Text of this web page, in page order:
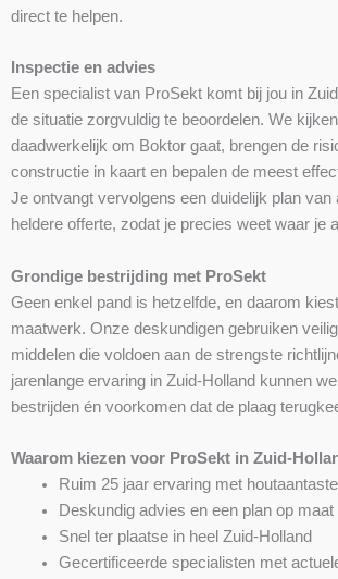
direct te helpen.
Inspectie en advies
Een specialist van ProSekt komt bij jou in
de situatie zorgvuldig te beoordelen. We
daadwerkelijk om Boktor gaat, brengen de
constructie in kaart en bepalen de meest
Je ontvangt vervolgens een duidelijk plan van
heldere offerte, zodat je precies weet waar je
Grondige bestrijding met ProSekt
Geen enkel pand is hetzelfde, en daarom
maatwerk. Onze deskundigen gebruiken
middelen die voldoen aan de strengste
jarenlange ervaring in Zuid-Holland kunnen
bestrijden én voorkomen dat de plaag
Waarom kiezen voor ProSekt in Zuid-
Ruim 25 jaar ervaring met
Deskundig advies en een plan op maat
Snel ter plaatse in heel Zuid-Holland
Gecertificeerde specialisten met